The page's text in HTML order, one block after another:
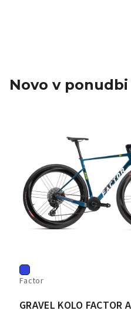
Novo v ponudbi
Factor
GRAVEL KOLO FACTOR